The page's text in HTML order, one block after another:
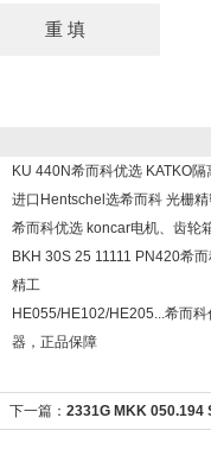
KU 440N希而科优选 KATKO隔
进口Hentschel选希而科 光栅
希而科优选 koncar电机、齿轮
BKH 30S 25 11111 PN420希
精工
HE055/HE102/HE205...希而
器，正品保障
下一篇： 2331G MKK 050.194